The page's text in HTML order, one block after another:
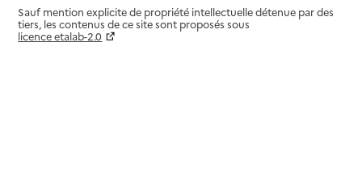
Sauf mention explicite de propriété intellectuelle détenue par des
tiers, les contenus de ce site sont proposés sous
licence etalab-2.0